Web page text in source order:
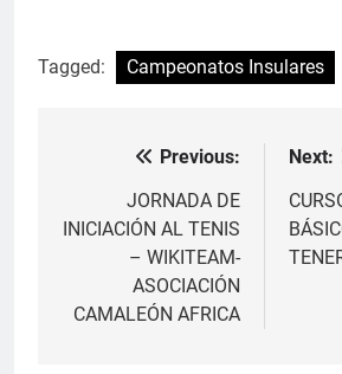
Tagged: Campeonatos Insulares
Navegación
entradas
Previous:
JORNADA DE
INICIACIÓN AL TENIS
– WIKITEAM-
ASOCIACIÓN
CAMALEÓN AFRICA
Next: